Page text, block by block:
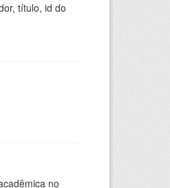
título, id do
no